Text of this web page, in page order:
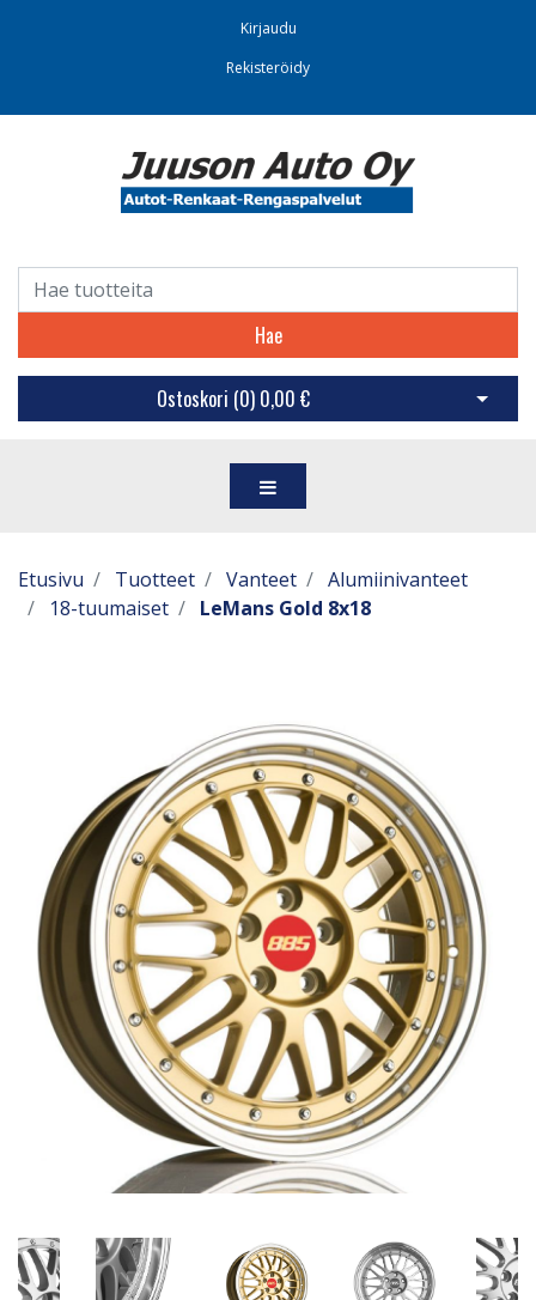
Kirjaudu
Rekisteröidy
Hae
Ostoskori (0) 0,00 € Avaa
Etusivu Tuotteet Vanteet
Alumiinivanteet
18-tuumaiset
LeMans Gold 8x18